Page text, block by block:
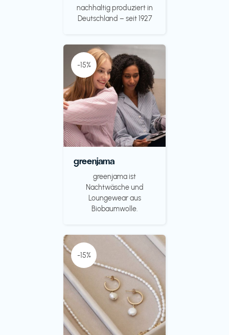
nachhaltig produziert in
Deutschland – seit 1927
-15%
greenjama
greenjama ist
Nachtwäsche und
Loungewear aus
Biobaumwolle.
-15%